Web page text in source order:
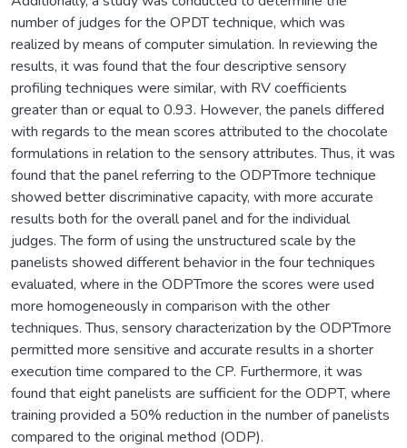
number of judges for the OPDT technique, which was
realized by means of computer simulation. In reviewing the
results, it was found that the four descriptive sensory
profiling techniques were similar, with RV coefficients
greater than or equal to 0.93. However, the panels differed
with regards to the mean scores attributed to the chocolate
formulations in relation to the sensory attributes. Thus, it was
found that the panel referring to the ODPTmore technique
showed better discriminative capacity, with more accurate
results both for the overall panel and for the individual
judges. The form of using the unstructured scale by the
panelists showed different behavior in the four techniques
evaluated, where in the ODPTmore the scores were used
more homogeneously in comparison with the other
techniques. Thus, sensory characterization by the ODPTmore
permitted more sensitive and accurate results in a shorter
execution time compared to the CP. Furthermore, it was
found that eight panelists are sufficient for the ODPT, where
training provided a 50% reduction in the number of panelists
compared to the original method (ODP).